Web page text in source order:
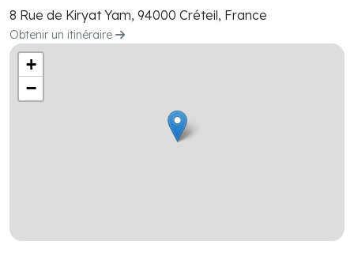
8 Rue de Kiryat Yam, 94000 Créteil, France
Obtenir un itinéraire
+
−